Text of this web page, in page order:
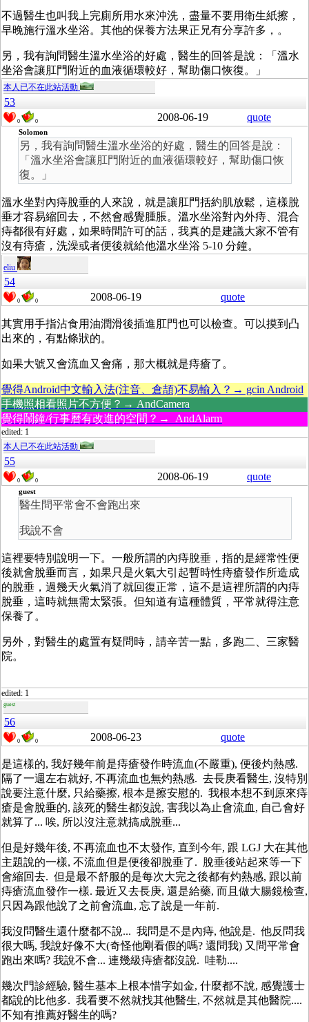
不過醫生也叫我上完廁所用水來沖洗，盡量不要用衛生紙擦，
早晚施行溫水坐浴。其他的保養方法果正兄有分享許多，。
另，我有詢問醫生溫水坐浴的好處，醫生的回答是說：「溫水
坐浴會讓肛門附近的血液循環較好，幫助傷口恢復。」
本人已不在此站活動
53
0 0 2008-06-19 quote
Solomon
另，我有詢問醫生溫水坐浴的好處，醫生的回答是說：
「溫水坐浴會讓肛門附近的血液循環較好，幫助傷口恢
復。」
溫水坐對內痔脫垂的人來說，就是讓肛門括約肌放鬆，這樣脫
垂才容易縮回去，不然會感覺腫脹。溫水坐浴對內外痔、混合
痔都很有好處，如果時間許可的話，我真的是建議大家不管有
沒有痔瘡，洗澡或者便後就給他溫水坐浴 5-10 分鐘。
eliu
54
0 0 2008-06-19 quote
其實用手指沾食用油潤滑後插進肛門也可以檢查。可以摸到凸
出來的，有點條狀的。
如果大號又會流血又會痛，那大概就是痔瘡了。
覺得Android中文輸入法(注音、倉頡)不易輸入？→ gcin Android
手機照相看照片不方便？→ AndCamera
覺得鬧鐘/行事曆有改進的空間？→ AndAlarm
edited: 1
本人已不在此站活動
55
0 0 2008-06-19 quote
guest
醫生問平常會不會跑出來
我說不會
這裡要特別說明一下。一般所謂的內痔脫垂，指的是經常性便
後就會脫垂而言，如果只是火氣大引起暫時性痔瘡發作所造成
的脫垂，過幾天火氣消了就回復正常，這不是這裡所謂的內痔
脫垂，這時就無需太緊張。但知道有這種體質，平常就得注意
保養了。
另外，對醫生的處置有疑問時，請辛苦一點，多跑二、三家醫
院。
edited: 1
guest
56
0 0 2008-06-23 quote
是這樣的, 我好幾年前是痔瘡發作時流血(不嚴重), 便後灼熱感.
隔了一週左右就好, 不再流血也無灼熱感. 去長庚看醫生, 沒特別
說要注意什麼, 只給藥擦, 根本是擦安慰的. 我根本想不到原來痔
瘡是會脫垂的, 該死的醫生都沒說, 害我以為止會流血, 自己會好
就算了... 唉, 所以沒注意就搞成脫垂...
但是好幾年後, 不再流血也不太發作, 直到今年, 跟 LGJ 大在其他
主題說的一樣, 不流血但是便後卻脫垂了. 脫垂後站起來等一下
會縮回去. 但是最不舒服的是每次大完之後都有灼熱感, 跟以前
痔瘡流血發作一樣. 最近又去長庚, 還是給藥, 而且做大腸鏡檢查,
只因為跟他說了之前會流血, 忘了說是一年前.
我沒問醫生還什麼都不說... 我問是不是內痔, 他說是. 他反問我
很大嗎, 我說好像不大(奇怪他剛看假的嗎? 還問我) 又問平常會
跑出來嗎? 我說不會... 連幾級痔瘡都沒說. 哇勒....
幾次門診經驗, 醫生基本上根本惜字如金, 什麼都不說, 感覺護士
都說的比他多. 我看要不然就找其他醫生, 不然就是其他醫院....
不知有推薦好醫生的嗎?